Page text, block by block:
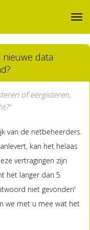
data
of eergisteren,
van de netbeheerders.
kan het helaas
vertragingen zijn
het langer dan 5
niet gevonden'
we met u mee wat het